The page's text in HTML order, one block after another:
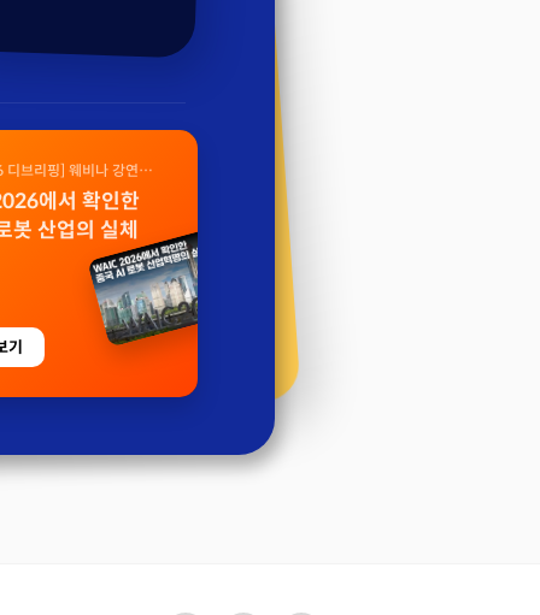
브리핑] 웨비나 강연
에서 확인한
봇 산업의 실체
기